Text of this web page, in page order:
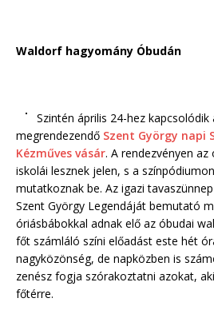
Waldorf hagyomány Óbudán
Szintén április 24-hez
megrendezendő Szent György napi
Kézműves vásár. A rendezvényen
iskolái lesznek jelen, s a
mutatkoznak be. Az igazi
Szent György Legendáját bemutató
óriásbábokkal adnak elő az óbudai
főt számláló színi előadást este hét
nagyközönség, de napközben is
zenész fogja szórakoztatni azokat,
főtérre.